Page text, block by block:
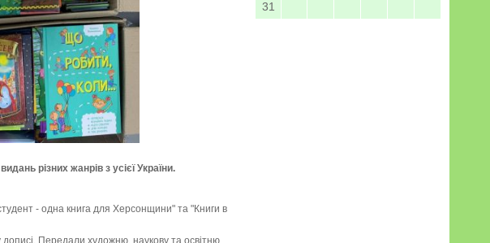
31
різних жанрів з усієї України.
- одна книга для Херсонщини" та "Книги в
дописі. Передали художню, наукову та освітню